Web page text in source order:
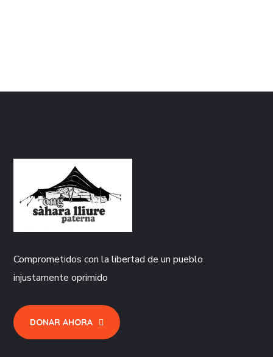
Comprometidos con la libertad de un pueblo
injustamente oprimido
DONAR AHORA